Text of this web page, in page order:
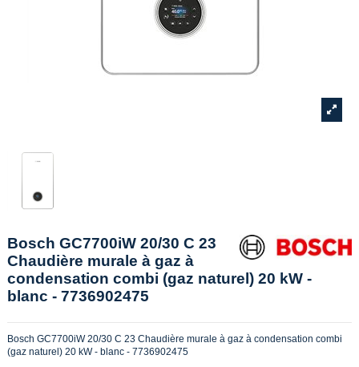
Bosch GC7700iW 20/30 C 23
Chaudière murale à gaz à
condensation combi (gaz naturel) 20 kW -
blanc - 7736902475
Bosch GC7700iW 20/30 C 23 Chaudière murale à gaz à condensation combi
(gaz naturel) 20 kW - blanc - 7736902475